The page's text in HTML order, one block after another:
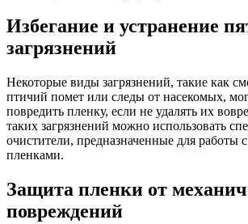
Избегание и устранение
загрязнений
Некоторые виды загрязнений, такие как
птичий помет или следы от насекомых,
повредить пленку, если не удалять их
таких загрязнений можно использовать
очистители, предназначенные для работы
пленками.
Защита пленки от
повреждений